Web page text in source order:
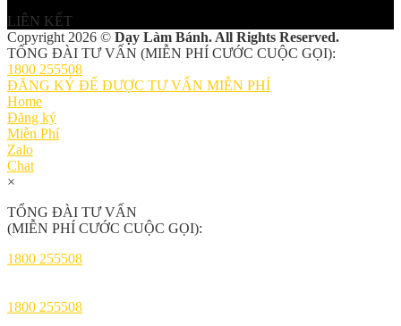
LIÊN KẾT
Copyright 2026 © Dạy Làm Bánh. All Rights Reserved.
TỔNG ĐÀI TƯ VẤN (MIỄN PHÍ CƯỚC CUỘC GỌI):
1800 255508
ĐĂNG KÝ ĐỂ ĐƯỢC TƯ VẤN MIỄN PHÍ
Home
Đăng ký
Miễn Phí
Zalo
Chat
×
TỔNG ĐÀI TƯ VẤN
(MIỄN PHÍ CƯỚC CUỘC GỌI):
1800 255508
1800 255508